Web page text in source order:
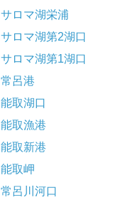
サロマ湖栄浦
サロマ湖第2湖口
サロマ湖第1湖口
常呂港
能取湖口
能取漁港
能取新港
能取岬
常呂川河口